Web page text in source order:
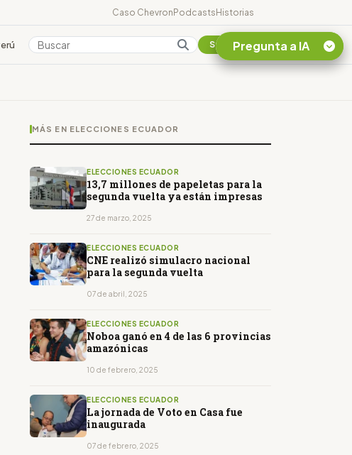
Caso ChevronPodcastsHistorias
Colombia Suscribirse
MÁS EN ELECCIONES ECUADOR
ELECCIONES ECUADOR
13,7 millones de papeletas para la
segunda vuelta ya están impresas
27 de marzo, 2025
ELECCIONES ECUADOR
CNE realizó simulacro nacional
para la segunda vuelta
07 de abril, 2025
ELECCIONES ECUADOR
Noboa ganó en 4 de las 6 provincias
amazónicas
10 de febrero, 2025
ELECCIONES ECUADOR
La jornada de Voto en Casa fue
inaugurada
07 de febrero, 2025
Pregunta a IA
¿En que consiste la